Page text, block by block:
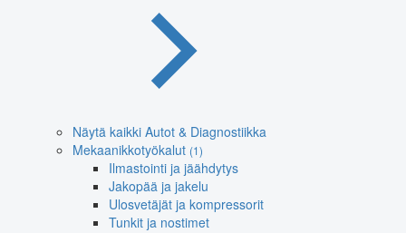
Näytä kaikki Autot & Diagnostiikka
Mekaanikkotyökalut (1)
Ilmastointi ja jäähdytys
Jakopää ja jakelu
Ulosvetäjät ja kompressorit
Tunkit ja nostimet